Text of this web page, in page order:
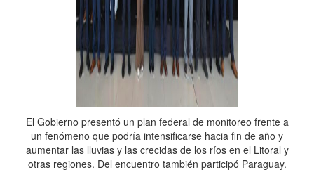
El Gobierno presentó un plan federal de monitoreo frente a
un fenómeno que podría intensificarse hacia fin de año y
aumentar las lluvias y las crecidas de los ríos en el Litoral y
otras regiones. Del encuentro también participó Paraguay.